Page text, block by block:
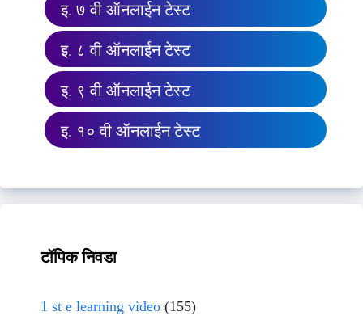
इ. ७ वी ऑनलाईन टेस्ट
इ. ८ वी ऑनलाईन टेस्ट
इ. ९ वी ऑनलाईन टेस्ट
इ. १० वी ऑनलाईन टेस्ट
टॉपिक निवडा
1 st e learning video (155)